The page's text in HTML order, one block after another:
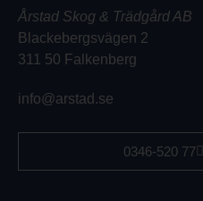
Årstad Skog & Trädgård AB
Blackebergsvägen 2
311 50 Falkenberg
info@arstad.se
0346-520 77